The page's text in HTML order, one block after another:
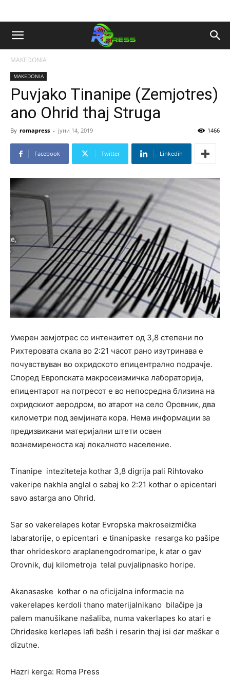
MAKEDONIA
MAKEDONIA
Puvjako Tinanipe (Zemjotres)
ano Ohrid thaj Struga
By romapress - јуни 14, 2019 1466
Facebook Twitter Linkedin
Умерен земјотрес со интензитет од 3,8 степени по
Рихтеровата скала во 2:21 часот рано изутринава е
почувствуван во охридското епицентрално подрачје.
Според Европската макросеизмичка лабораторија,
епицентарот на потресот е во непосредна близина на
охридскиот аеродром, во атарот на село Оровник, два
километри под земјината кора. Нема информации за
предизвикани материјални штети освен
вознемиреноста кај локалното население.
Tinanipe inteziteteja kothar 3,8 digrija pali Rihtovako
vakeripe nakhla anglal o sabaj ko 2:21 kothar o epicentari
savo astarga ano Ohrid.
Sar so vakerelapes kotar Evropska makroseizmička
labaratorije, o epicentari e tinanipaske resarga ko pašipe
thar ohrideskoro araplanengodromaripe, k atar o gav
Orovnik, duj kilometroja telal puvjalipnasko horipe.
Akanasaske kothar o na oficijalna informacie na
vakerelapes kerdoli thano materijalnikano bilačipe ja
palem manušikane našaliba, numa vakerlapes ko atari e
Ohrideske kerlapes lafi bašh i resarin thaj isi dar maškar e
dizutne.
Hazri kerga: Roma Press